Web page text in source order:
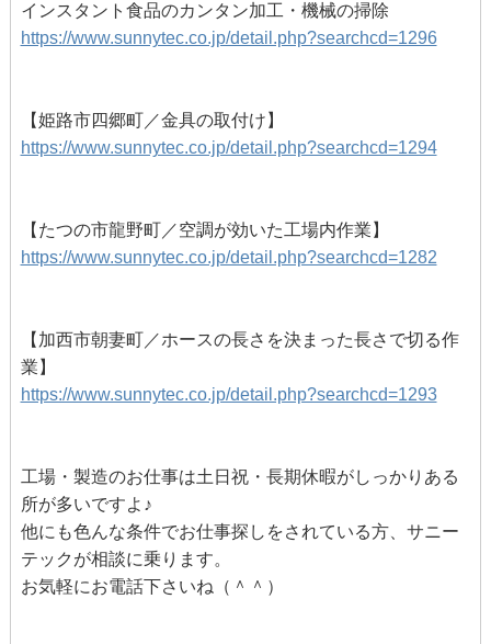
インスタント食品のカンタン加工・機械の掃除
https://www.sunnytec.co.jp/detail.php?searchcd=1296
【姫路市四郷町／金具の取付け】
https://www.sunnytec.co.jp/detail.php?searchcd=1294
【たつの市龍野町／空調が効いた工場内作業】
https://www.sunnytec.co.jp/detail.php?searchcd=1282
【加西市朝妻町／ホースの長さを決まった長さで切る作
業】
https://www.sunnytec.co.jp/detail.php?searchcd=1293
工場・製造のお仕事は土日祝・長期休暇がしっかりある
所が多いですよ♪
他にも色んな条件でお仕事探しをされている方、サニー
テックが相談に乗ります。
お気軽にお電話下さいね（＾＾）